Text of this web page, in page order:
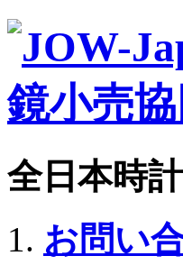
全日本時
お問い